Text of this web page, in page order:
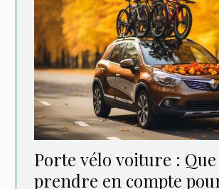
Porte vélo voiture :
prendre en compte